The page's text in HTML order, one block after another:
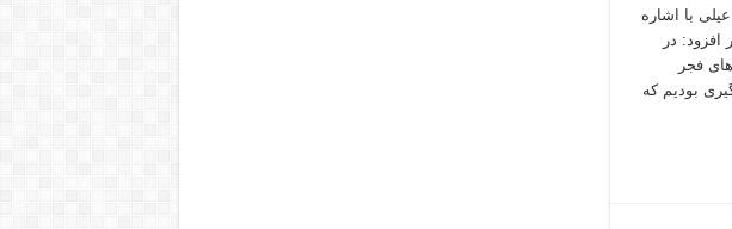
با اشاره
در
فجر
بودیم که